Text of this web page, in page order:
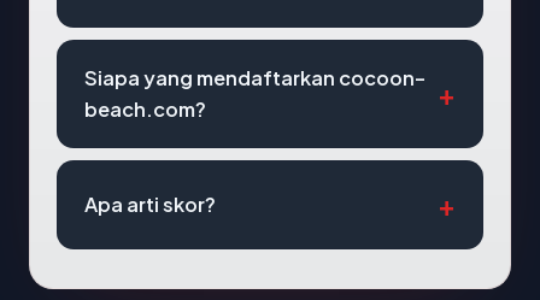
Siapa yang mendaftarkan cocoon-
beach.com?
Apa arti skor?